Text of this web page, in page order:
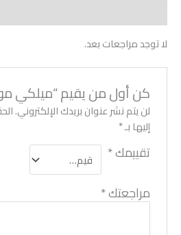
لا توجد مراجعات بعد.
كن أول من يقيم “ميلكي
لن يتم نشر عنوان بريدك الإلكتروني.
إليها بـ*
تقييمك*
مراجعتك*